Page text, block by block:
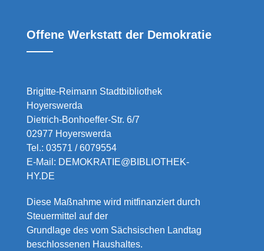
Offene Werkstatt der Demokratie
Brigitte-Reimann Stadtbibliothek
Hoyerswerda
Dietrich-Bonhoeffer-Str. 6/7
02977 Hoyerswerda
Tel.: 03571 / 6079554
E-Mail: DEMOKRATIE@BIBLIOTHEK-
HY.DE
Diese Maßnahme wird mitfinanziert durch
Steuermittel auf der
Grundlage des vom Sächsischen Landtag
beschlossenen Haushaltes.